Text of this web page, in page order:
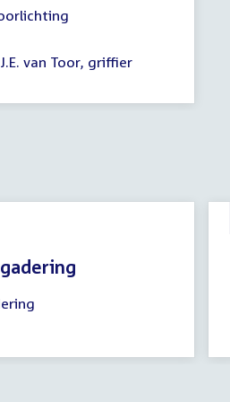
van Toor, griffier